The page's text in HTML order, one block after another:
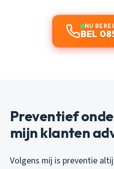
NU
BEL
Preventief
mijn klanten
Volgens mij is preventie